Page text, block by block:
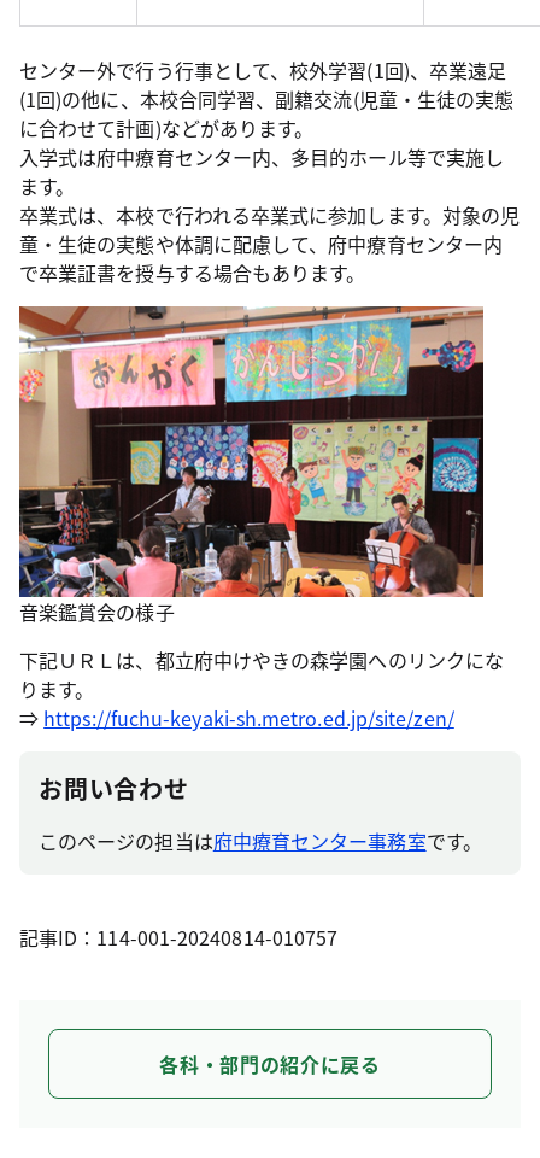
センター外で行う行事として、校外学習(1回)、卒業遠足
(1回)の他に、本校合同学習、副籍交流(児童・生徒の実態
に合わせて計画)などがあります。
入学式は府中療育センター内、多目的ホール等で実施し
ます。
卒業式は、本校で行われる卒業式に参加します。対象の児
童・生徒の実態や体調に配慮して、府中療育センター内
で卒業証書を授与する場合もあります。
音楽鑑賞会の様子
下記ＵＲＬは、都立府中けやきの森学園へのリンクにな
ります。
⇒ https://fuchu-keyaki-sh.metro.ed.jp/site/zen/
お問い合わせ
このページの担当は府中療育センター事務室です。
記事ID：114-001-20240814-010757
各科・部門の紹介に戻る